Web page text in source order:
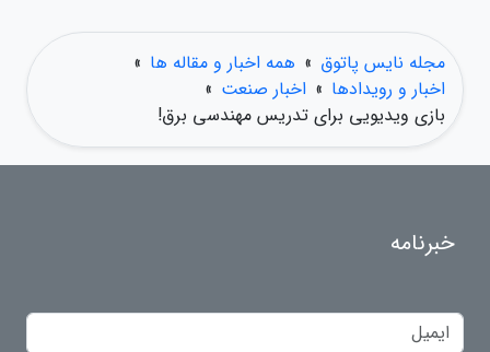
مجله نایس پاتوق » همه اخبار و مقاله ها »
اخبار و رویدادها » اخبار صنعت »
بازی ویدیویی برای تدریس مهندسی برق!
خبرنامه